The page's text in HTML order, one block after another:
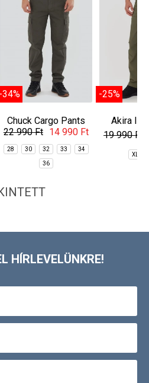
-34%
Chuck Cargo Pants
22 990 Ft 14 990 Ft
28 30 32 33 34
36
-25%
Akira II
19 990 Ft
XL
HÍRLEVELÜNKRE!